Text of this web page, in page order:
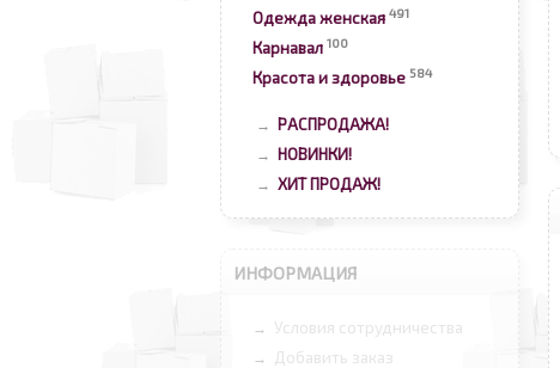
Одежда женская 491
Карнавал 100
Красота и здоровье 584
→ РАСПРОДАЖА!
→ НОВИНКИ!
→ ХИТ ПРОДАЖ!
ИНФОРМАЦИЯ
→ Условия сотрудничества
→ Добавить заказ